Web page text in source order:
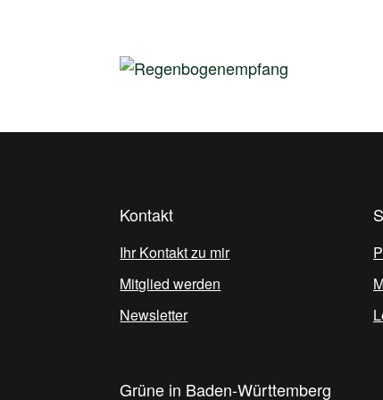
Kontakt
Ihr Kontakt zu mir
Mitglied werden
Newsletter
Grüne in Baden-Württemberg